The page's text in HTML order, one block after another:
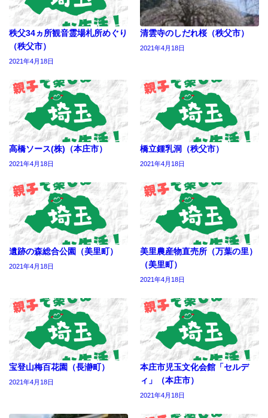
秩父34ヵ所観音霊場札所めぐり
（秩父市）
2021年4月18日
清雲寺のしだれ桜（秩父市）
2021年4月18日
高橋ソース(株)（本庄市）
2021年4月18日
橋立鍾乳洞（秩父市）
2021年4月18日
遺跡の森総合公園（美里町）
2021年4月18日
美里農産物直売所（万葉の里）
（美里町）
2021年4月18日
宝登山梅百花園（長瀞町）
2021年4月18日
本庄市児玉文化会館「セルデ
ィ」（本庄市）
2021年4月18日